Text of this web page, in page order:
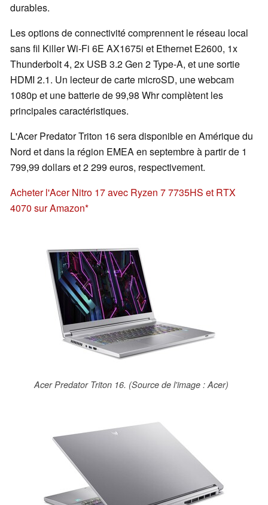
durables.
Les options de connectivité comprennent le réseau local
sans fil Killer Wi-Fi 6E AX1675i et Ethernet E2600, 1x
Thunderbolt 4, 2x USB 3.2 Gen 2 Type-A, et une sortie
HDMI 2.1. Un lecteur de carte microSD, une webcam
1080p et une batterie de 99,98 Whr complètent les
principales caractéristiques.
L'Acer Predator Triton 16 sera disponible en Amérique du
Nord et dans la région EMEA en septembre à partir de 1
799,99 dollars et 2 299 euros, respectivement.
Acheter l'Acer Nitro 17 avec Ryzen 7 7735HS et RTX
4070 sur Amazon
Acer Predator Triton 16. (Source de l'image : Acer)